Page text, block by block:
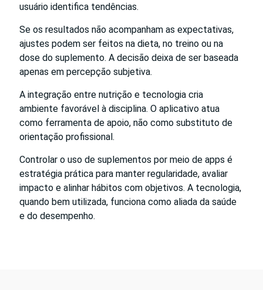
usuário identifica tendências.
Se os resultados não acompanham as expectativas,
ajustes podem ser feitos na dieta, no treino ou na
dose do suplemento. A decisão deixa de ser baseada
apenas em percepção subjetiva.
A integração entre nutrição e tecnologia cria
ambiente favorável à disciplina. O aplicativo atua
como ferramenta de apoio, não como substituto de
orientação profissional.
Controlar o uso de suplementos por meio de apps é
estratégia prática para manter regularidade, avaliar
impacto e alinhar hábitos com objetivos. A tecnologia,
quando bem utilizada, funciona como aliada da saúde
e do desempenho.